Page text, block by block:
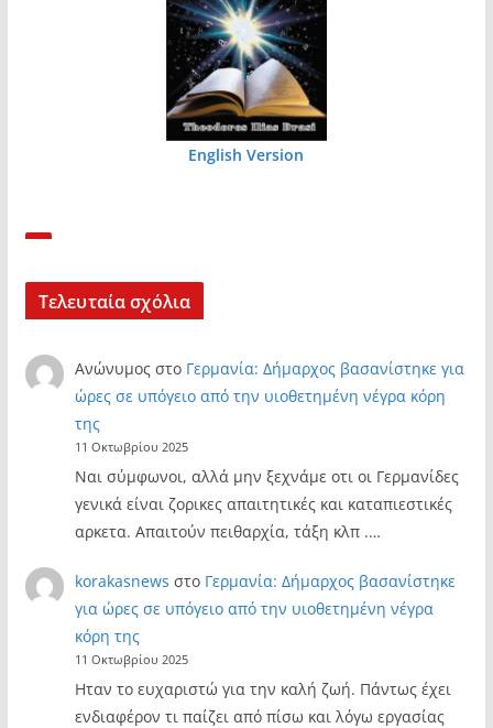
English Version
Τελευταία σχόλια
Ανώνυμος στο Γερμανία: Δήμαρχος βασανίστηκε για
ώρες σε υπόγειο από την υιοθετημένη νέγρα κόρη
της
11 Οκτωβρίου 2025
Ναι σύμφωνοι, αλλά μην ξεχνάμε οτι οι Γερμανίδες
γενικά είναι ζορικες απαιτητικές και καταπιεστικές
αρκετα. Απαιτούν πειθαρχία, τάξη κλπ .…
korakasnews στο Γερμανία: Δήμαρχος βασανίστηκε
για ώρες σε υπόγειο από την υιοθετημένη νέγρα
κόρη της
11 Οκτωβρίου 2025
Ηταν το ευχαριστώ για την καλή ζωή. Πάντως έχει
ενδιαφέρον τι παίζει από πίσω και λόγω εργασίας